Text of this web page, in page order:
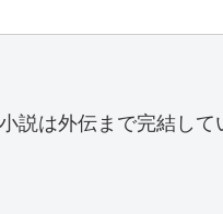
説は外伝まで完結して